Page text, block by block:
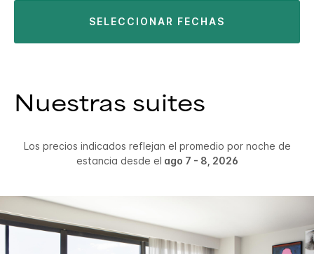
SELECCIONAR FECHAS
Nuestras suites
Los precios indicados reflejan el promedio por noche de
estancia desde el ago 7 - 8, 2026